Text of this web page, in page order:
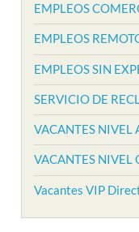
EMPLEOS
EMPLEOS
EMPLEOS SIN
SERVICIO DE
VACANTES
VACANTES NIVEL
Vacantes VIP